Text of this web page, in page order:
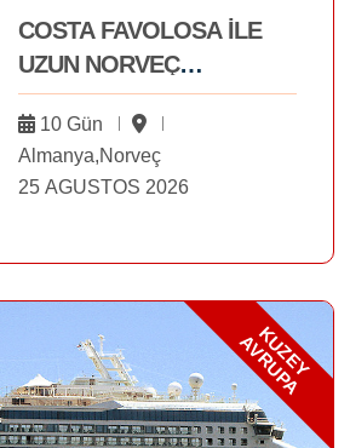
COSTA FAVOLOSA İLE
UZUN NORVEÇ
FİYORTLARI THY
UÇUŞLU 1349 €
10 Gün
Almanya,Norveç
25 AGUSTOS 2026
K
U
Z
E
Y
A
V
R
U
P
A